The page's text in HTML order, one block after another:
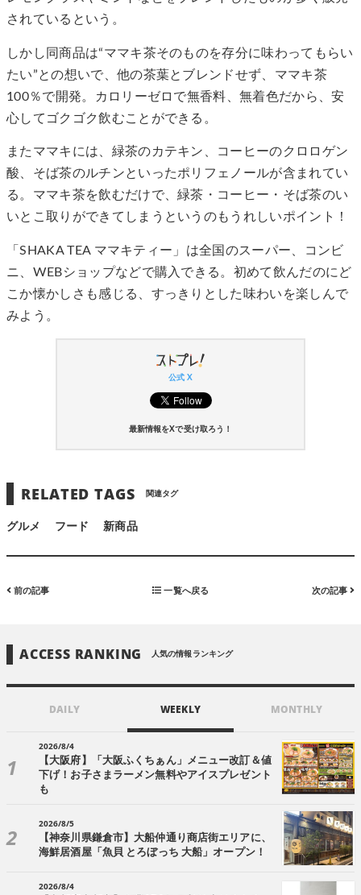
されているという。
しかし同商品は“ママキ茶そのものを存分に味わってもらい
たい”との想いで、他の茶葉とブレンドせず、ママキ茶
100％で開発。カロリーゼロで無香料、無着色だから、安
心してゴクゴク飲むことができる。
またママキには、緑茶のカテキン、コーヒーのクロロゲン
酸、そば茶のルチンといったポリフェノールが含まれてい
る。ママキ茶を飲むだけで、緑茶・コーヒー・そば茶のい
いとこ取りができてしまうというのもうれしいポイント！
「SHAKA TEA ママキティー」は全国のスーパー、コンビ
ニ、WEBショップなどで購入できる。初めて飲んだのにど
こか懐かしさも感じる、すっきりとした味わいを楽しんで
みよう。
公式 X
最新情報をXで受け取ろう！
RELATED TAGS 関連タグ
グルメ フード 新商品
前の記事 一覧へ戻る 次の記事
ACCESS RANKING 人気の情報ランキング
DAILY WEEKLY MONTHLY
2026/8/4
【大阪府】「大阪ふくちぁん」メニュー改訂＆値
下げ！お子さまラーメン無料やアイスプレゼント
も
2026/8/5
【神奈川県鎌倉市】大船仲通り商店街エリアに、
海鮮居酒屋「魚貝 とろぼっち 大船」オープン！
2026/8/4